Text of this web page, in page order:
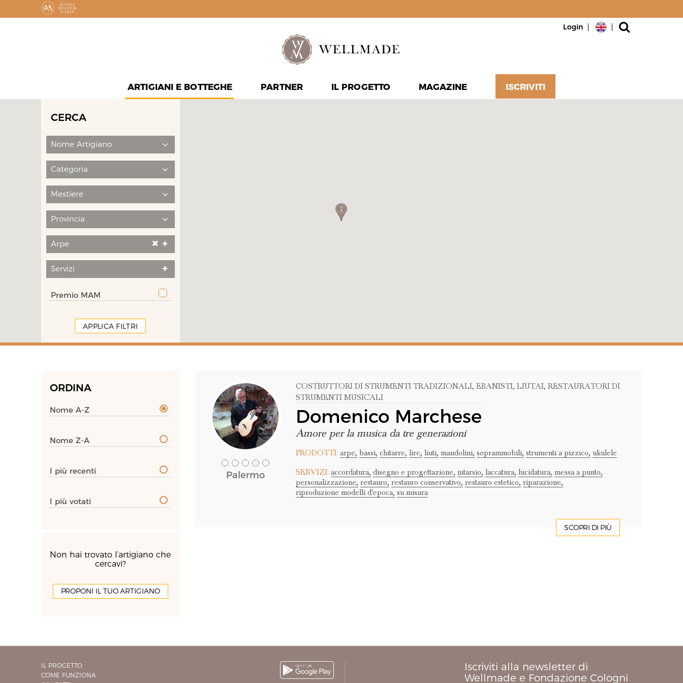
Login
ARTIGIANI E BOTTEGHE PARTNER IL PROGETTO MAGAZINE ISCRIVITI
CERCA
Nome Artigiano
Categoria
Mestiere
Provincia
Arpe
Servizi
Premio MAM
APPLICA FILTRI
ORDINA
Nome A-Z
Nome Z-A
I più recenti
I più votati
Non hai trovato l’artigiano che
cercavi?
PROPONI IL TUO ARTIGIANO
Palermo
COSTRUTTORI DI STRUMENTI TRADIZIONALI, EBANISTI, LIUTAI, RESTAURATORI DI
STRUMENTI MUSICALI
Domenico Marchese
Amore per la musica da tre generazioni
PRODOTTI: arpe, bassi, chitarre, lire, liuti, mandolini, soprammobili, strumenti a pizzico, ukulele
SERVIZI: accordatura, disegno e progettazione, intarsio, laccatura, lucidatura, messa a punto,
personalizzazione, restauro, restauro conservativo, restauro estetico, riparazione,
riproduzione modelli d'epoca, su misura
SCOPRI DI PIÙ
IL PROGETTO
COME FUNZIONA
Iscriviti alla newsletter di
Wellmade e Fondazione Cologni